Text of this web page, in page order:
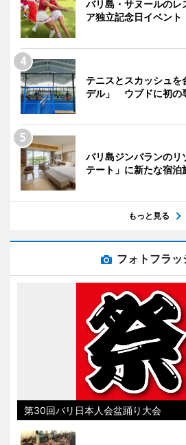
バリ島・サヌールのレ
ア独立記念日イベント
テニスとスカッシュ
デル」 ウブドに初の
バリ島ジンバランのリ
テート」に新たな宿泊
もっと見る
フォトフラッ
第30回バリ日本人会盆踊り大会